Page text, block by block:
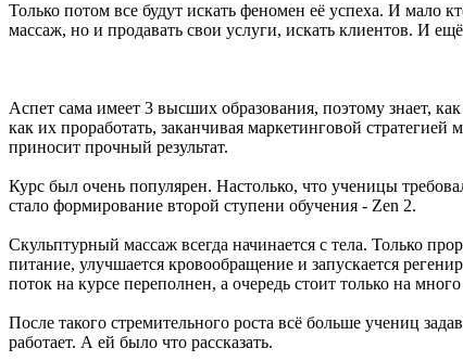
Только потом все будут искать феномен её успеха. И мало
массаж, но и продавать свои услуги, искать клиентов. И
Аспет сама имеет 3 высших образования, поэтому знает,
как их проработать, заканчивая маркетинговой
приносит прочный результат.
Курс был очень популярен. Настолько, что ученицы
стало формирование второй ступени обучения - Zen 2.
Скульптурный массаж всегда начинается с тела. Только
питание, улучшается кровообращение и запускается
поток на курсе переполнен, а очередь стоит только на
После такого стремительного роста всё больше учениц
работает. А ей было что рассказать.